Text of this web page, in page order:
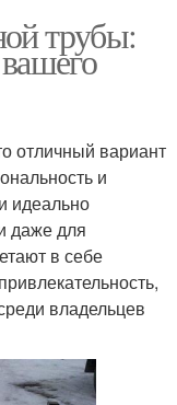
трубы:
отличный вариант
и
идеально
даже для
в себе
владельцев